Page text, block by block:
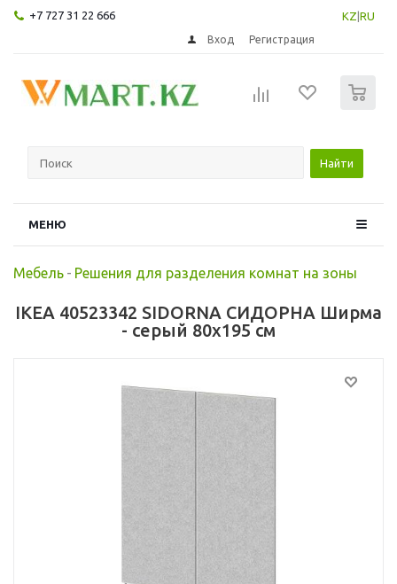
+7 727 31 22 666 KZ RU
Вход Регистрация
Найти
МЕНЮ
Мебель - Решения для разделения комнат на зоны
IKEA 40523342 SIDORNA СИДОРНА Ширма
- серый 80x195 см